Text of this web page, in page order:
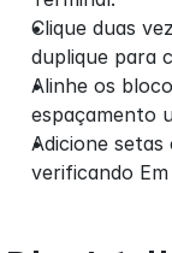
Clique duas
duplique para
Alinhe os
espaçamento
Adicione
verificando